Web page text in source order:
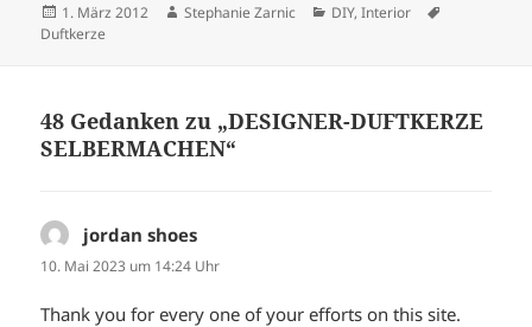
Veröffentlicht
am
1. März 2012 Autor
Stephanie Zarnic Kategorien
DIY,Interior
Duftkerze
48 Gedanken zu „DESIGNER-DUFTKERZE
SELBERMACHEN“
jordan shoes
10. Mai 2023 um 14:24 Uhr
Thank you for every one of your efforts on this site.